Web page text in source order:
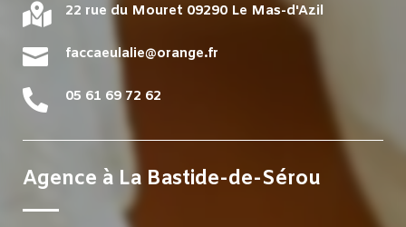
 22 rue du Mouret 09290 Le Mas-d'Azil
 faccaeulalie@orange.fr
 05 61 69 72 62
Agence à La Bastide-de-Sérou